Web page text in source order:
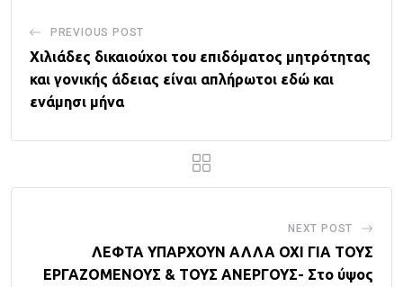
PREVIOUS POST
Χιλιάδες δικαιούχοι του επιδόματος μητρότητας
και γονικής άδειας είναι απλήρωτοι εδώ και
ενάμησι μήνα
NEXT POST
ΛΕΦΤΑ ΥΠΑΡΧΟΥΝ ΑΛΛΑ ΟΧΙ ΓΙΑ ΤΟΥΣ
ΕΡΓΑΖΟΜΕΝΟΥΣ & ΤΟΥΣ ΑΝΕΡΓΟΥΣ- Στο ύψος